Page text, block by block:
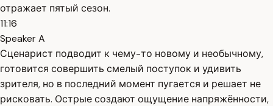
отражает пятый сезон.
11:16
Speaker A
Сценарист подводит к чему-то новому и необычному,
готовится совершить смелый поступок и удивить
зрителя, но в последний момент пугается и решает не
рисковать. Острые создают ощущение напряжённости,